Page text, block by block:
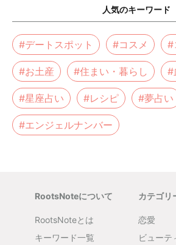
人気のキーワード
#デートスポット #コスメ #
#お土産 #住まい・暮らし #
#星座占い #レシピ #夢占い
#エンジェルナンバー
RootsNoteについて
RootsNoteとは
キーワード一覧
カテゴリ
恋愛
ビューテ